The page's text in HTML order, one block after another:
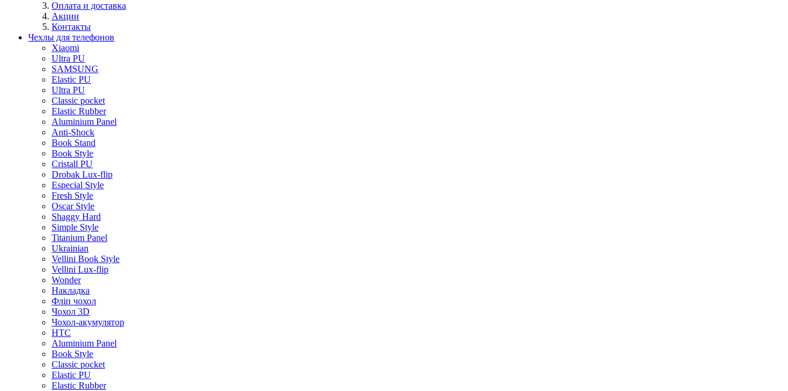
Оплата и доставка
Акции
Контакты
Чехлы для телефонов
Xiaomi
Ultra PU
SAMSUNG
Elastic PU
Ultra PU
Classic pocket
Elastic Rubber
Aluminium Panel
Anti-Shock
Book Stand
Book Style
Cristall PU
Drobak Lux-flip
Especial Style
Fresh Style
Oscar Style
Shaggy Hard
Simple Style
Titanium Panel
Ukrainian
Vellini Book Style
Vellini Lux-flip
Wonder
Накладка
Фліп чохол
Чохол 3D
Чохол-акумулятор
HTC
Aluminium Panel
Book Style
Classic pocket
Elastic PU
Elastic Rubber